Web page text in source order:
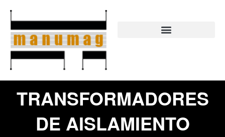
TRANSFORMADORES
DE AISLAMIENTO